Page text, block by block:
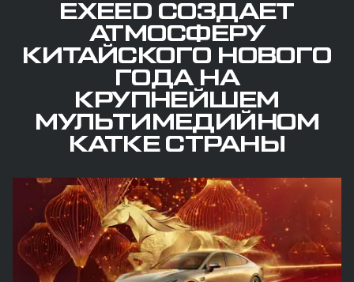
EXEED СОЗДАЕТ
АТМОСФЕРУ
КИТАЙСКОГО НОВОГО
ГОДА НА
КРУПНЕЙШЕМ
МУЛЬТИМЕДИЙНОМ
КАТКЕ СТРАНЫ